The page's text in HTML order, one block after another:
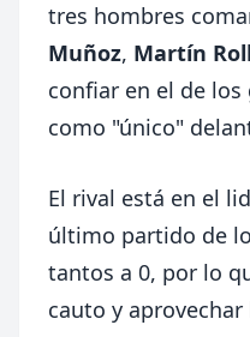
tres hombres
Muñoz, Martín
confiar en el de los
como "único"
El rival está en el
último partido de
tantos a 0, por lo
cauto y